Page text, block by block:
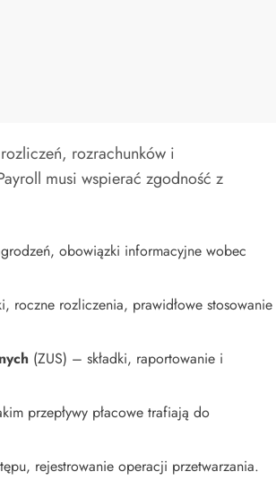
rozrachunków i
musi wspierać zgodność z
obowiązki informacyjne wobec
roczne rozliczenia, prawidłowe stosowanie
(ZUS) – składki, raportowanie i
przepływy płacowe trafiają do
rejestrowanie operacji przetwarzania.